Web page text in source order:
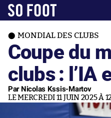
MONDIAL DES CLUBS
Coupe du
clubs : l’IA
Par Nicolas Kssis-Martov
LE MERCREDI 11 JUIN 2025 À